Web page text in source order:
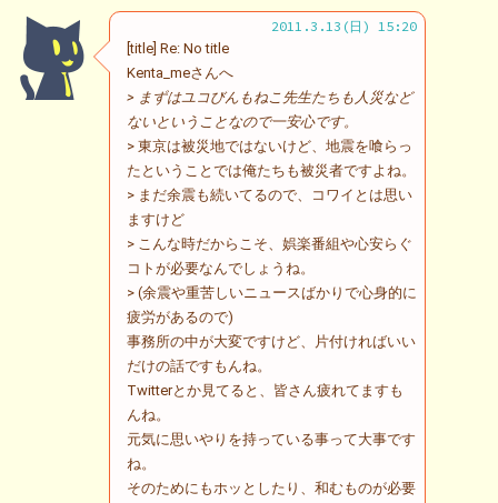
2011.3.13(日) 15:20
[title] Re: No title
Kenta_meさんへ
> まずはユコびんもねこ先生たちも人災など
ないということなので一安心です。
> 東京は被災地ではないけど、地震を喰らっ
たということでは俺たちも被災者ですよね。
> まだ余震も続いてるので、コワイとは思い
ますけど
> こんな時だからこそ、娯楽番組や心安らぐ
コトが必要なんでしょうね。
> (余震や重苦しいニュースばかりで心身的に
疲労があるので)
事務所の中が大変ですけど、片付ければいい
だけの話ですもんね。
Twitterとか見てると、皆さん疲れてますも
んね。
元気に思いやりを持っている事って大事です
ね。
そのためにもホッとしたり、和むものが必要